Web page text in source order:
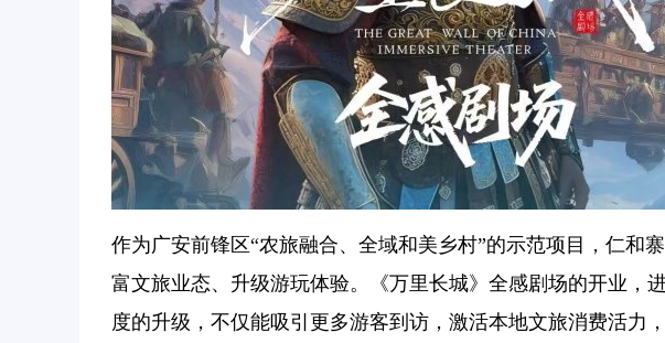
作为广安前锋区“农旅融合、全域和美乡村”的示范项目，仁和
富文旅业态、升级游玩体验。《万里长城》全感剧场的开业，
度的升级，不仅能吸引更多游客到访，激活本地文旅消费活力